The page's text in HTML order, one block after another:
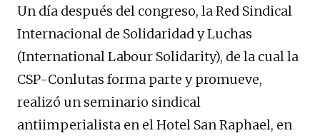
Un día después del congreso, la Red Sindical
Internacional de Solidaridad y Luchas
(International Labour Solidarity), de la cual la
CSP-Conlutas forma parte y promueve,
realizó un seminario sindical
antiimperialista en el Hotel San Raphael, en